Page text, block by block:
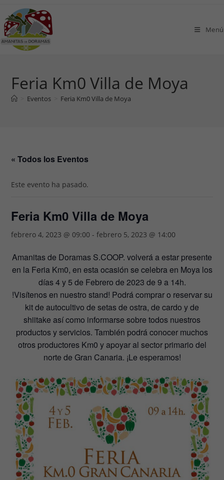
al
contenido
Menú
Feria Km0 Villa de Moya
Eventos Feria Km0 Villa de Moya
« Todos los Eventos
Este evento ha pasado.
Feria Km0 Villa de Moya
febrero 4, 2023 @ 09:00 -febrero 5, 2023 @ 14:00
Amanitas de Doramas S.COOP. volverá a estar presente
en la Feria Km0, en esta ocasión se celebra en Moya los
días 4 y 5 de Febrero de 2023 de 9 a 14h.
!Visítenos en nuestro stand! Podrá comprar o reservar su
kit de autocultivo de setas de ostra, de cardo y de
shiitake así como informarse sobre todos nuestros
productos y servicios. También podrá conocer muchos
otros productores Km0 y apoyar al sector primario del
norte de Gran Canaria. ¡Le esperamos!